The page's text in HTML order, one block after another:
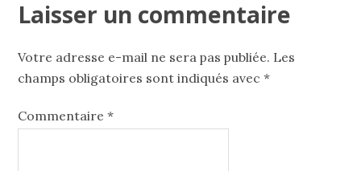
Laisser un commentaire
Votre adresse e-mail ne sera pas publiée. Les
champs obligatoires sont indiqués avec*
Commentaire*